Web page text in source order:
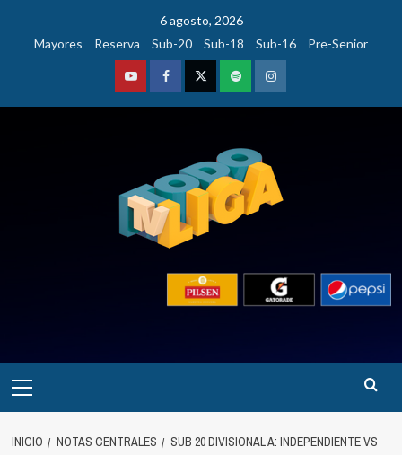
contenido
6 agosto, 2026
Mayores
Reserva Sub-20 Sub-18 Sub-16 Pre-Senior
YoutubeFacebookTwitterPodcastInstagram
principal
INICIO NOTAS CENTRALES
SUB 20 DIVISIONAL A: INDEPENDIENTE VS